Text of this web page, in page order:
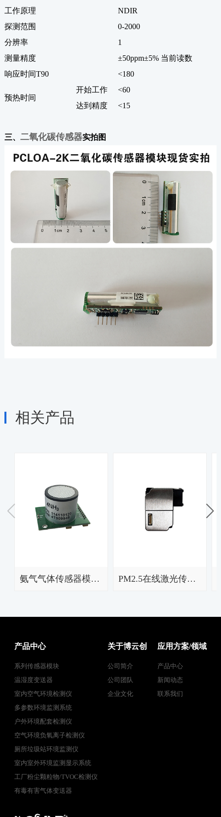
工作原理
NDIR
探测范围
0-2000
分辨率
1
测量精度
±50ppm±5% 当前读数
响应时间T90
<180
预热时间
开始工作
<60
达到精度
<15
三、 二氧化碳传感器实拍图
相关产品
氨气气体传感器模块BYG511-NH3 PM2.5在线激光传感器检测模块BYC-01
产品中心
系列传感器模块
温湿度变送器
室内空气环境检测仪
多参数环境监测系统
户外环境配套检测仪
空气环境负氧离子检测仪
厕所垃圾站环境监测仪
室内室外环境监测显示系统
工厂粉尘颗粒物/TVOC检测仪
有毒有害气体变送器
关于博云创
公司简介
公司团队
企业文化
应用方案/领域
产品中心
新闻动态
联系我们